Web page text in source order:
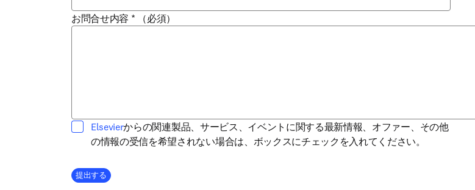
お問合せ内容 * （必須）
Elsevieropens in new tab/window
からの関連製品、サービス、イベントに関する最新情報、オファー、その他
の情報の受信を希望されない場合は、ボックスにチェックを入れてください。
Company Division
提出する